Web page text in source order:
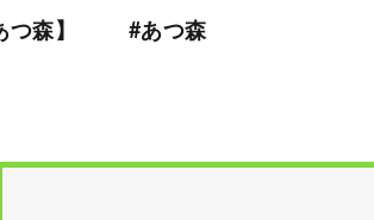
森】
#あつ森